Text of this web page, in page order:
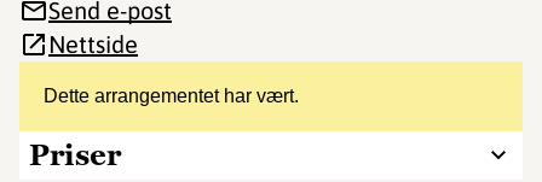
Dette arrangementet har vært.
Priser
Send e-post
Nettside